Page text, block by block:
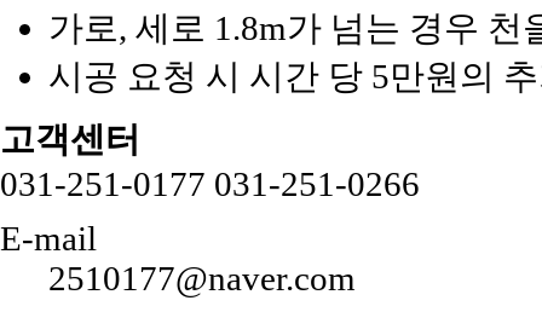
가로, 세로 1.8m가 넘는 경우
시공 요청 시 시간 당 5만원의
고객센터
031-251-0177 031-251-0266
E-mail
2510177@naver.com